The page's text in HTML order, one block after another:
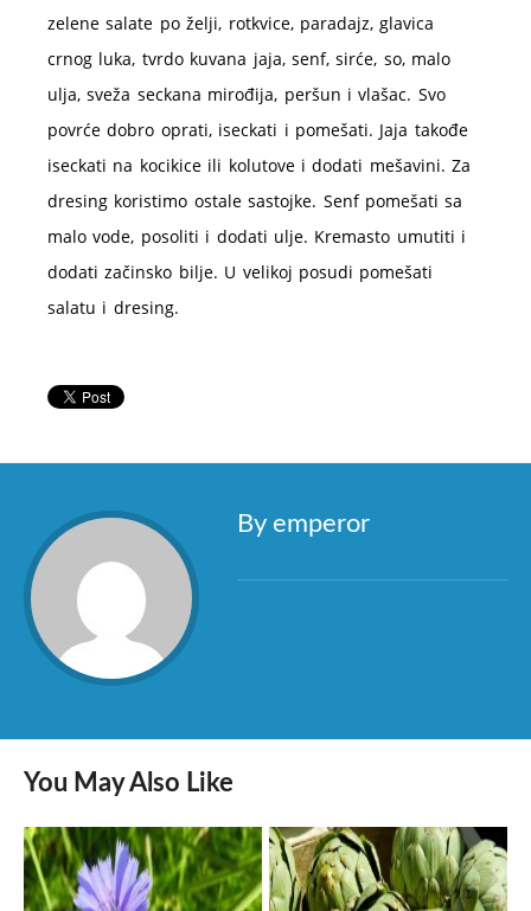
zelene salate po želji, rotkvice, paradajz, glavica
crnog luka, tvrdo kuvana jaja, senf, sirće, so, malo
ulja, sveža seckana mirođija, peršun i vlašac. Svo
povrće dobro oprati, iseckati i pomešati. Jaja takođe
iseckati na kocikice ili kolutove i dodati mešavini. Za
dresing koristimo ostale sastojke. Senf pomešati sa
malo vode, posoliti i dodati ulje. Kremasto umutiti i
dodati začinsko bilje. U velikoj posudi pomešati
salatu i dresing.
By emperor
You May Also Like